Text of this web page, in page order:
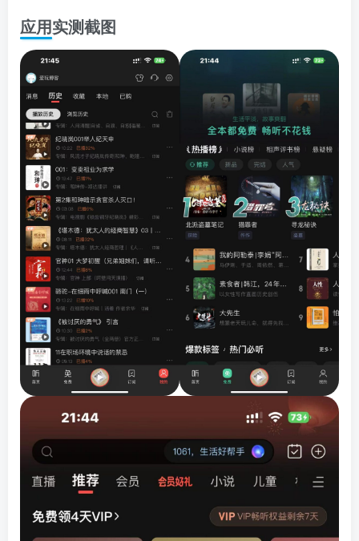
应用实测截图